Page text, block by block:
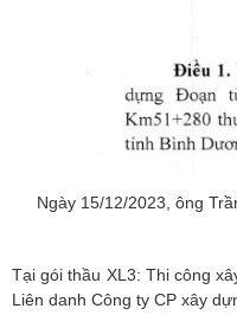
Ngày 15/12/2023, ông
Tại gói thầu XL3: Thi công
Liên danh Công ty CP xây